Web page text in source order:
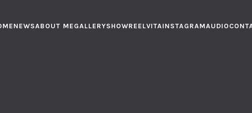
NEWSABOUT MEGALLERYSHOWREELVITAINSTAGRAMAUDIO